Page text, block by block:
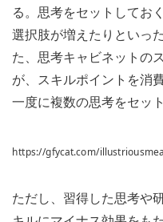
る。思考をセットしてお
選択肢が増えたりといっ
た、思考キャビネットの
が、スキルポイントを消
一度に複数の思考をセッ
https://gfycat.com/
ただし、習得した思考や